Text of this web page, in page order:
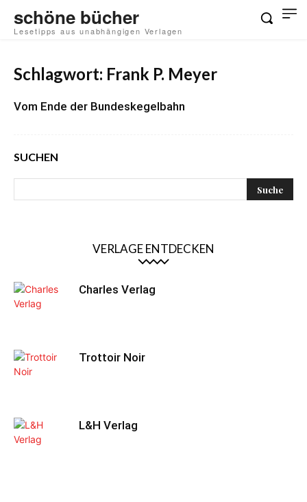
schöne bücher
Lesetipps aus unabhängigen Verlagen
Schlagwort: Frank P. Meyer
Vom Ende der Bundeskegelbahn
SUCHEN
VERLAGE ENTDECKEN
Charles Verlag
Trottoir Noir
L&H Verlag